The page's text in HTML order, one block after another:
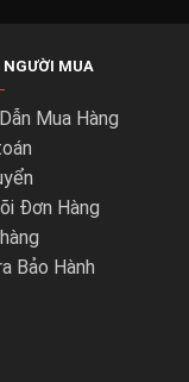
NGƯỜI MUA
Mua Hàng
Đơn Hàng
Bảo Hành